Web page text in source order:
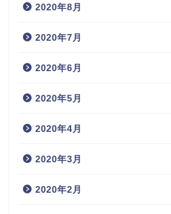
2020年8月
2020年7月
2020年6月
2020年5月
2020年4月
2020年3月
2020年2月